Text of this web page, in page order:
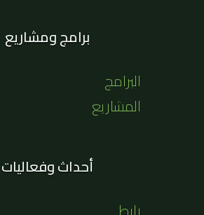
برامج ومشاريع
البرامج
المشاريع
أحداث وفعاليات